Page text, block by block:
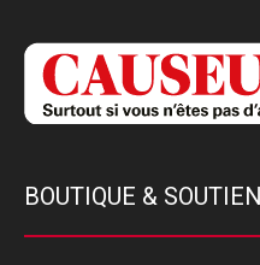
BOUTIQUE & SOUTIEN